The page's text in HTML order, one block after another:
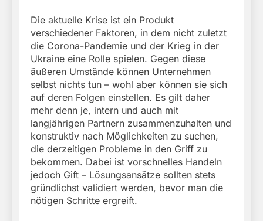
Die aktuelle Krise ist ein Produkt
verschiedener Faktoren, in dem nicht zuletzt
die Corona-Pandemie und der Krieg in der
Ukraine eine Rolle spielen. Gegen diese
äußeren Umstände können Unternehmen
selbst nichts tun – wohl aber können sie sich
auf deren Folgen einstellen. Es gilt daher
mehr denn je, intern und auch mit
langjährigen Partnern zusammenzuhalten und
konstruktiv nach Möglichkeiten zu suchen,
die derzeitigen Probleme in den Griff zu
bekommen. Dabei ist vorschnelles Handeln
jedoch Gift – Lösungsansätze sollten stets
gründlichst validiert werden, bevor man die
nötigen Schritte ergreift.